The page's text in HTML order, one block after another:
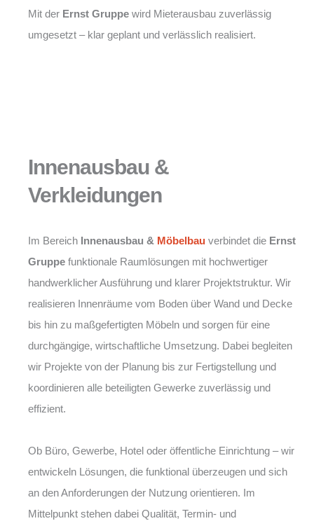
Mit der Ernst Gruppe wird Mieterausbau zuverlässig
umgesetzt – klar geplant und verlässlich realisiert.
Innenausbau &
Verkleidungen
Im Bereich Innenausbau & Möbelbau verbindet die Ernst
Gruppe funktionale Raumlösungen mit hochwertiger
handwerklicher Ausführung und klarer Projektstruktur. Wir
realisieren Innenräume vom Boden über Wand und Decke
bis hin zu maßgefertigten Möbeln und sorgen für eine
durchgängige, wirtschaftliche Umsetzung. Dabei begleiten
wir Projekte von der Planung bis zur Fertigstellung und
koordinieren alle beteiligten Gewerke zuverlässig und
effizient.
Ob Büro, Gewerbe, Hotel oder öffentliche Einrichtung – wir
entwickeln Lösungen, die funktional überzeugen und sich
an den Anforderungen der Nutzung orientieren. Im
Mittelpunkt stehen dabei Qualität, Termin- und